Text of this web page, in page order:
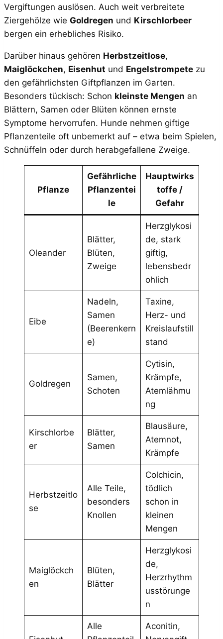
Vergiftungen auslösen. Auch weit verbreitete
Ziergehölze wie Goldregen und Kirschlorbeer
bergen ein erhebliches Risiko.
Darüber hinaus gehören Herbstzeitlose,
Maiglöckchen, Eisenhut und Engelstrompete zu
den gefährlichsten Giftpflanzen im Garten.
Besonders tückisch: Schon kleinste Mengen an
Blättern, Samen oder Blüten können ernste
Symptome hervorrufen. Hunde nehmen giftige
Pflanzenteile oft unbemerkt auf – etwa beim Spielen,
Schnüffeln oder durch herabgefallene Zweige.
Pflanze
Gefährliche
Pflanzentei
le
Hauptwirks
toffe /
Gefahr
Oleander
Blätter,
Blüten,
Zweige
Herzglykosi
de, stark
giftig,
lebensbedr
ohlich
Eibe
Nadeln,
Samen
(Beerenkern
e)
Taxine,
Herz- und
Kreislaufstill
stand
Goldregen
Samen,
Schoten
Cytisin,
Krämpfe,
Atemlähmu
ng
Kirschlorbe
er
Blätter,
Samen
Blausäure,
Atemnot,
Krämpfe
Herbstzeitlo
se
Alle Teile,
besonders
Knollen
Colchicin,
tödlich
schon in
kleinen
Mengen
Maiglöckch
en
Blüten,
Blätter
Herzglykosi
de,
Herzrhythm
usstörunge
n
Alle
Aconitin,